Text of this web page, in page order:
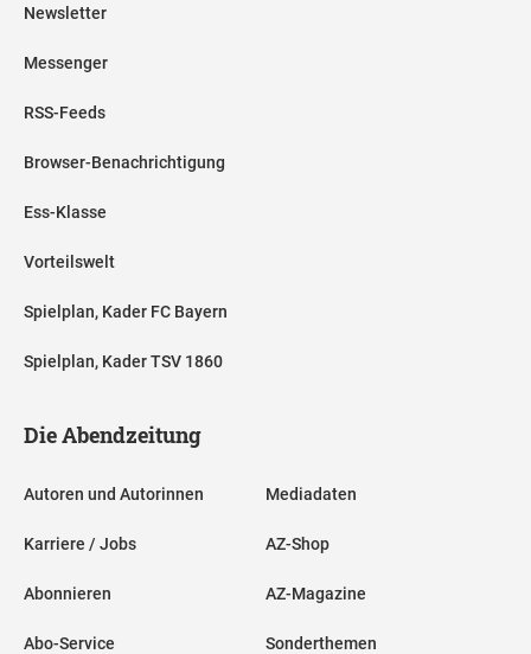
Newsletter
Messenger
RSS-Feeds
Browser-Benachrichtigung
Ess-Klasse
Vorteilswelt
Spielplan, Kader FC Bayern
Spielplan, Kader TSV 1860
Die Abendzeitung
Autoren und Autorinnen
Karriere / Jobs
Abonnieren
Abo-Service
Mediadaten
AZ-Shop
AZ-Magazine
Sonderthemen